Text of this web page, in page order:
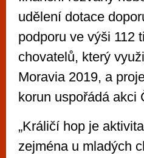
udělení dotace
podporu ve výši 112
chovatelů, který
Moravia 2019, a
korun uspořádá akci
„Králičí hop je
zejména u mladých